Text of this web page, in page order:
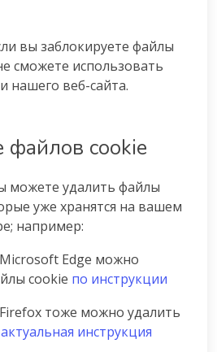
вы заблокируете файлы
сможете использовать
нашего веб-сайта.
файлов cookie
можете удалить файлы
уже хранятся на вашем
например:
Edge можно
cookie по инструкции
тоже можно удалить
инструкция